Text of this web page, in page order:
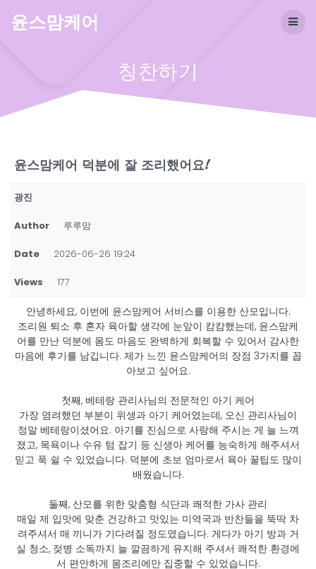
윤스맘케어
칭찬하기
윤스맘케어 덕분에 잘 조리했어요!
광진
Author 루루맘
Date 2026-06-26 19:24
Views 177
안녕하세요, 이번에 윤스맘케어 서비스를 이용한 산모입니다.
조리원 퇴소 후 혼자 육아할 생각에 눈앞이 캄캄했는데, 윤스맘케
어를 만난 덕분에 몸도 마음도 완벽하게 회복할 수 있어서 감사한
마음에 후기를 남깁니다. 제가 느낀 윤스맘케어의 장점 3가지를 꼽
아보고 싶어요.
첫째, 베테랑 관리사님의 전문적인 아기 케어
가장 염려했던 부분이 위생과 아기 케어였는데, 오신 관리사님이
정말 베테랑이셨어요. 아기를 진심으로 사랑해 주시는 게 늘 느껴
졌고, 목욕이나 수유 텀 잡기 등 신생아 케어를 능숙하게 해주셔서
믿고 푹 쉴 수 있었습니다. 덕분에 초보 엄마로서 육아 꿀팁도 많이
배웠습니다.
둘째, 산모를 위한 맞춤형 식단과 쾌적한 가사 관리
매일 제 입맛에 맞춘 건강하고 맛있는 미역국과 반찬들을 뚝딱 차
려주셔서 매 끼니가 기다려질 정도였습니다. 게다가 아기 방과 거
실 청소, 젖병 소독까지 늘 깔끔하게 유지해 주셔서 쾌적한 환경에
서 편안하게 몸조리에만 집중할 수 있었습니다.